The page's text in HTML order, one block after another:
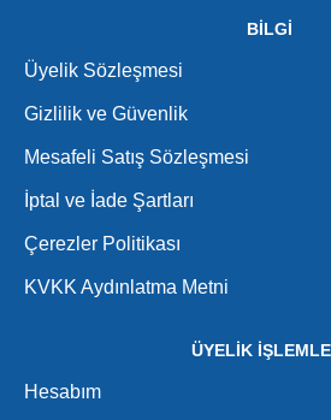
BİLGİ
Üyelik Sözleşmesi
Gizlilik ve Güvenlik
Mesafeli Satış Sözleşmesi
İptal ve İade Şartları
Çerezler Politikası
KVKK Aydınlatma Metni
ÜYELİK
Hesabım